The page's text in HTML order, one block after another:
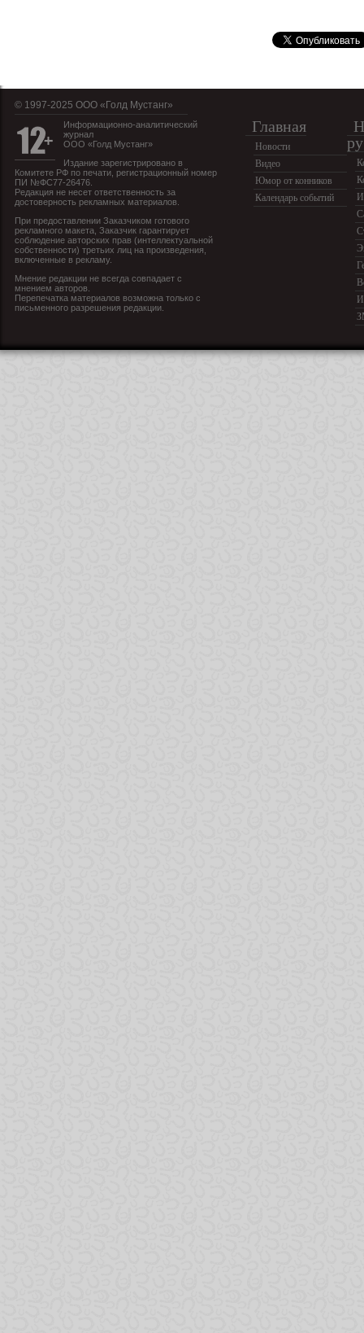
© 1997-2025 OOO «Голд Мустанг»
Информационно-аналитический
журнал
ООО «Голд Мустанг»
Издание зарегистрировано в
Комитете РФ по печати, регистрационный номер
ПИ №ФС77-26476.
Редакция не несет ответственность за
достоверность рекламных материалов.
При предоставлении Заказчиком готового
рекламного макета, Заказчик гарантирует
соблюдение авторских прав (интеллектуальной
собственности) третьих лиц на произведения,
включенные в рекламу.
Мнение редакции не всегда совпадает с
мнением авторов.
Перепечатка материалов возможна только с
письменного разрешения редакции.
Главная
Новости
Видео
Юмор от конников
Календарь событий